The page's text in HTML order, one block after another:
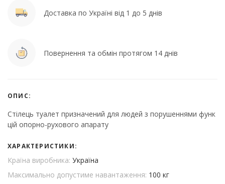
Доставка по Україні від 1 до 5 днів
Повернення та обмін протягом 14 днів
ОПИС:
Стілець туалет призначений для людей з порушеннями функ
цій опорно-рухового апарату
ХАРАКТЕРИСТИКИ:
Країна виробника: Україна
Максимально допустиме навантаження: 100 кг